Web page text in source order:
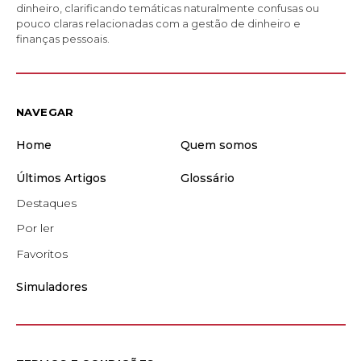
dinheiro, clarificando temáticas naturalmente confusas ou
pouco claras relacionadas com a gestão de dinheiro e
finanças pessoais.
NAVEGAR
Home Quem somos
Últimos Artigos
Destaques
Por ler
Favoritos
Glossário
Simuladores